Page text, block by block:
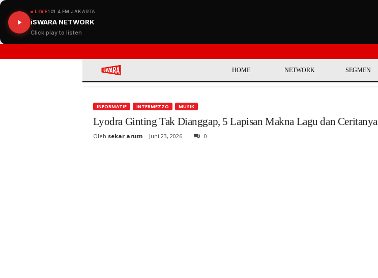
LIVE101.4 FM JAKARTA
iSWARA NETWORK
Click play to listen
HOME NETWORK SEGMEN
INFORMATIF INTERMEZZO MUSIK
Lyodra Ginting Tak Dianggap, 5 Lapisan Makna Lagu dan Ceritanya
Oleh sekar arum- Juni 23, 2026 0